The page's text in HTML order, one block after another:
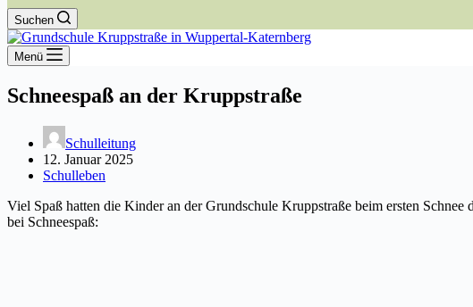
Suchen
Menü
Schneespaß an der Kruppstraße
Schulleitung
12. Januar 2025
Schulleben
Viel Spaß hatten die Kinder an der Grundschule Kruppstraße beim ersten
bei Schneespaß: